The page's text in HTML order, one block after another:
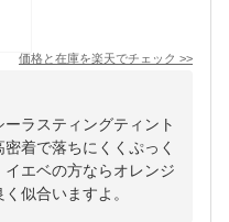
価格と在庫を楽天でチェック >>
ラスティングティント
着で落ちにくくぷっく
エベの方ならオレンジ
似合いますよ。